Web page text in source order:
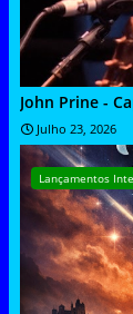
John Prine -
Julho 23, 2026
Lançamentos